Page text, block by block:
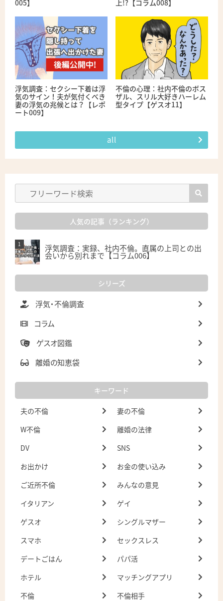
005】 上!?【コラム008】
浮気調査：セクシー下着は浮
気のサイン！夫が気付くべき
妻の浮気の兆候とは？【レポ
ート009】
不倫の心理：社内不倫のボス
ザル、スリル大好きハーレム
型タイプ【ゲスオ11】
all
人気の記事（ランキング）
浮気調査：実録、社内不倫。直属の上司との出
会いから別れまで【コラム006】
シリーズ
浮気・不倫調査
コラム
ゲスオ図鑑
離婚の知恵袋
キーワード
夫の不倫
妻の不倫
W不倫
離婚の法律
DV
SNS
お出かけ
お金の使い込み
ご近所不倫
みんなの意見
イタリアン
ゲイ
ゲスオ
シングルマザー
スマホ
セックスレス
デートごはん
パパ活
ホテル
マッチングアプリ
不倫
不倫相手